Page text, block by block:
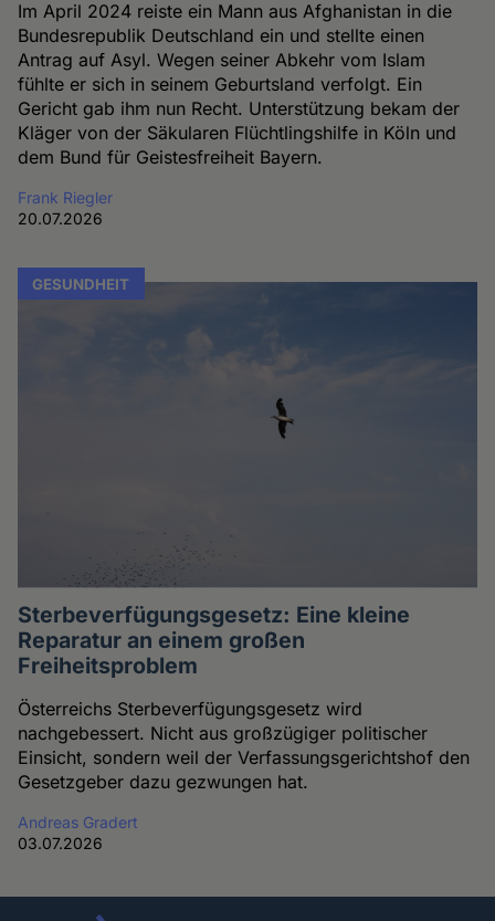
Im April 2024 reiste ein Mann aus Afghanistan in die
Bundesrepublik Deutschland ein und stellte einen
Antrag auf Asyl. Wegen seiner Abkehr vom Islam
fühlte er sich in seinem Geburtsland verfolgt. Ein
Gericht gab ihm nun Recht. Unterstützung bekam der
Kläger von der Säkularen Flüchtlingshilfe in Köln und
dem Bund für Geistesfreiheit Bayern.
Frank Riegler
20.07.2026
GESUNDHEIT
Sterbeverfügungsgesetz: Eine kleine
Reparatur an einem großen
Freiheitsproblem
Österreichs Sterbeverfügungsgesetz wird
nachgebessert. Nicht aus großzügiger politischer
Einsicht, sondern weil der Verfassungsgerichtshof den
Gesetzgeber dazu gezwungen hat.
Andreas Gradert
03.07.2026